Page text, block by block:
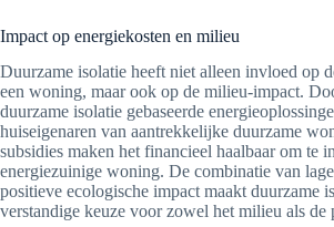
Impact op energiekosten en milieu
Duurzame isolatie heeft niet alleen invloed op
een woning, maar ook op de milieu-impact.
duurzame isolatie gebaseerde
huiseigenaren van aantrekkelijke duurzame
subsidies maken het financieel haalbaar om te
energiezuinige woning. De combinatie van
positieve ecologische impact maakt duurzame
verstandige keuze voor zowel het milieu als de